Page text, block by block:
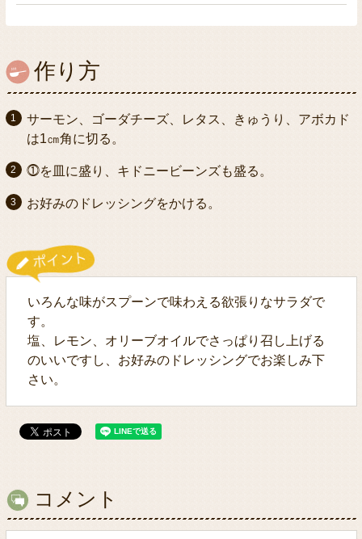
作り方
サーモン、ゴーダチーズ、レタス、きゅうり、アボカド
は1㎝角に切る。
⓵を皿に盛り、キドニービーンズも盛る。
お好みのドレッシングをかける。
いろんな味がスプーンで味わえる欲張りなサラダで
す。
塩、レモン、オリーブオイルでさっぱり召し上げる
のいいですし、お好みのドレッシングでお楽しみ下
さい。
コメント